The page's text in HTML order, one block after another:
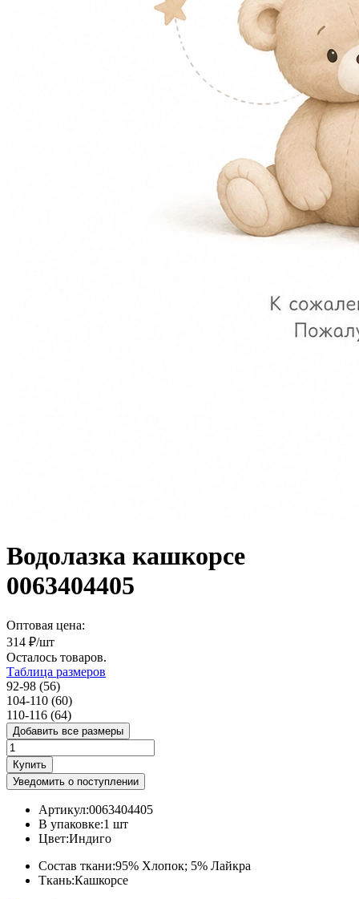
Водолазка кашкорсе
0063404405
Оптовая цена:
314 ₽/шт
Осталось товаров.
Таблица размеров
92-98 (56)
104-110 (60)
110-116 (64)
Добавить все размеры
Купить
Уведомить о поступлении
Артикул:0063404405
В упаковке:1 шт
Цвет:Индиго
Состав ткани:95% Хлопок; 5% Лайкра
Ткань:Кашкорсе